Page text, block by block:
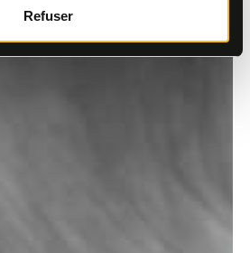
Refuser